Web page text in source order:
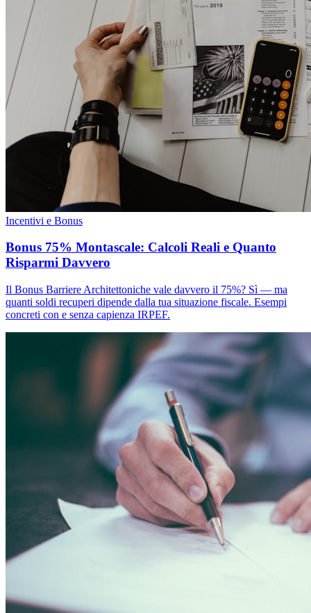
Incentivi e Bonus
Bonus 75% Montascale: Calcoli Reali e Quanto
Risparmi Davvero
Il Bonus Barriere Architettoniche vale davvero il 75%? Sì — ma
quanti soldi recuperi dipende dalla tua situazione fiscale. Esempi
concreti con e senza capienza IRPEF.